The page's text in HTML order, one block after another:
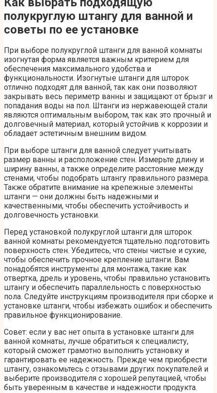
полукруглую штангу для ванной и
советы по ее установке
При выборе полукруглой штанги для ванной комнаты
изогнутая форма является важным критерием для
обеспечения максимального удобства и
функциональности. Изогнутые штанги для шторок
отлично подходят для ванной, так как они позволяют
закрывать весь периметр ванны и защищают от брызг и
попадания воды на пол. Штанги из нержавеющей стали
являются оптимальным выбором, так как это прочный и
долговечный материал, который устойчив к коррозии и
обладает эстетичным внешним видом.
При выборе штанги для ванной следует учитывать
размер ванны и расположение стен. Измерьте длину и
ширину ванны, а также определите расстояние между
стенами, чтобы подобрать штангу правильного размера.
Также обратите внимание на крепежные элементы
штанги — они должны быть надежными и
качественными, чтобы обеспечить устойчивость и
долговечность установки.
Перед установкой полукруглой штанги для шторок
ванной комнаты рекомендуется тщательно подготовить
поверхность стен. Убедитесь, что стены чистые и сухие,
чтобы обеспечить прочное крепление штанги. Вам
понадобятся инструменты для монтажа, такие как
отвертка, дрель и уровень, чтобы правильно установить
штангу и обеспечить параллельность с поверхностью
пола. Следуйте инструкциям производителя при сборке и
установке штанги, чтобы избежать ошибок и обеспечить
правильное функционирование.
Совет: если у вас нет опыта в установке штанги для
ванной комнаты, лучше обратиться к специалисту,
который сможет грамотно выполнить установку и
гарантировать ее надежность. Прежде чем приобрести
штангу, ознакомьтесь с отзывами других покупателей и
выберите производителя с хорошей репутацией, чтобы
быть уверенным в качестве и надежности продукта.